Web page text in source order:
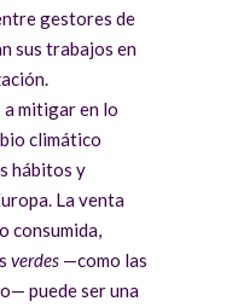
gestores de
sus trabajos en
mitigar en lo
climático
hábitos y
La venta
consumida,
verdes —como las
puede ser una